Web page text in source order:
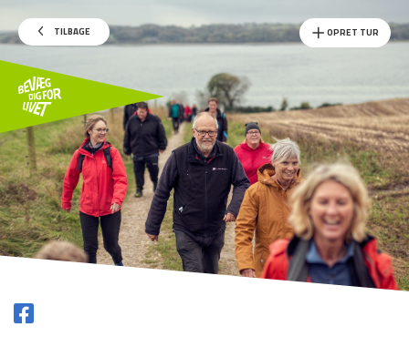
TILBAGE OPRET TUR